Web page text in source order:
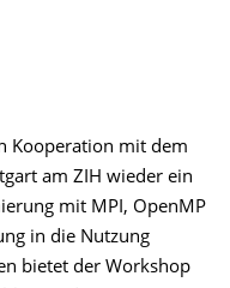
Kooperation mit dem
am ZIH wieder ein
mit MPI, OpenMP
in die Nutzung
bietet der Workshop